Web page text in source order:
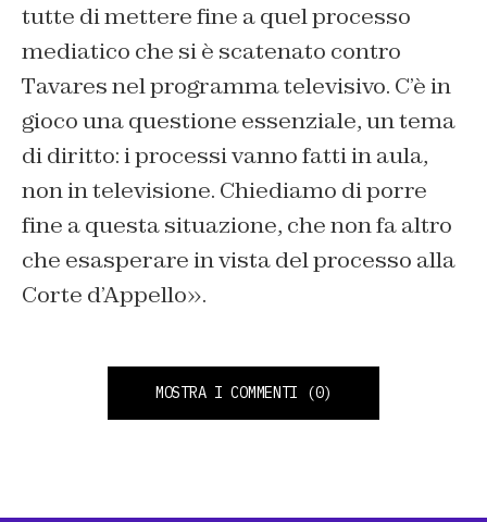
tutte di mettere fine a quel processo
mediatico che si è scatenato contro
Tavares nel programma televisivo. C’è in
gioco una questione essenziale, un tema
di diritto: i processi vanno fatti in aula,
non in televisione. Chiediamo di porre
fine a questa situazione, che non fa altro
che esasperare in vista del processo alla
Corte d’Appello».
MOSTRA I COMMENTI (0)